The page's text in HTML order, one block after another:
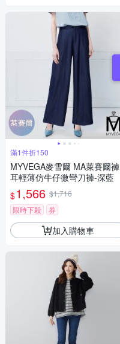
滿1件折150
MYVEGA麥雪爾 MA萊賽爾褲
耳輕薄仿牛仔微彎刀褲-深藍
$1,566 $1,716
限時下殺
券
加入購物車